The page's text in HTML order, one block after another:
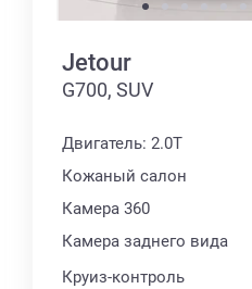
Jetour
G700, SUV
Двигатель: 2.0T
Кожаный салон
Камера 360
Камера заднего вида
Круиз-контроль